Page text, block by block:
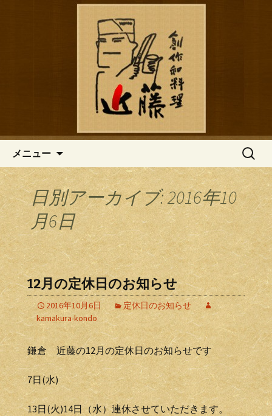
鎌倉の創作和食「近藤」のブロ
鎌倉の創作和食「近藤」のブログ
メニュー
検
日別アーカイブ: 2016年10
月6日
12月の定休日のお知らせ
2016年10月6日
定休日のお知らせ
kamakura-kondo
鎌倉 近藤の12月の定休日のお知らせです
7日(水)
13日(火)14日（水）連休させていただきます。